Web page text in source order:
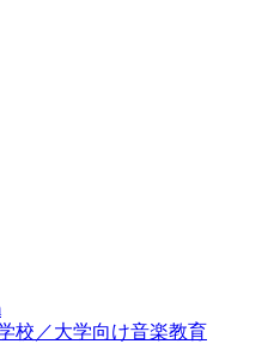
校／大学向け音楽教育